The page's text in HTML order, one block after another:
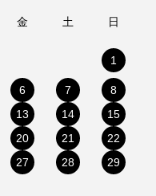
金 土 日
1
6 7
8
13 14
15
20 21
22
27 28 29